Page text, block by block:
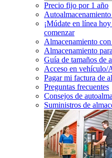
Precio fijo por 1 año
Autoalmacenamiento
¡Múdate en línea
comenzar
Almacenamiento
Almacenamiento
Guía de tamaños de
Acceso en vehículo/
Pagar mi factura de
Preguntas frecuentes
Consejos de
Suministros de